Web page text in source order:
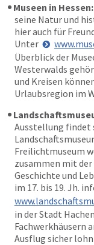
Museen in Hessen:
seine Natur und
hier auch für
Unter
Überblick der
Westerwalds
und Kreisen
Urlaubsregion im
Ausstellung findet
Freilichtmuseum
zusammen mit
Geschichte und
im 17. bis 19. Jh.
in der Stadt
Fachwerkhäusern
Ausflug sicher